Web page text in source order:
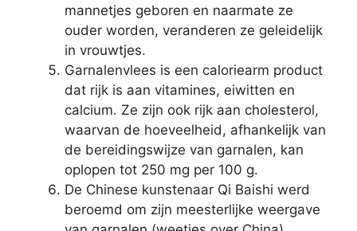
mannetjes geboren en naarmate ze
ouder worden, veranderen ze geleidelijk
in vrouwtjes.
Garnalenvlees is een caloriearm product
dat rijk is aan vitamines, eiwitten en
calcium. Ze zijn ook rijk aan cholesterol,
waarvan de hoeveelheid, afhankelijk van
de bereidingswijze van garnalen, kan
oplopen tot 250 mg per 100 g.
De Chinese kunstenaar Qi Baishi werd
beroemd om zijn meesterlijke weergave